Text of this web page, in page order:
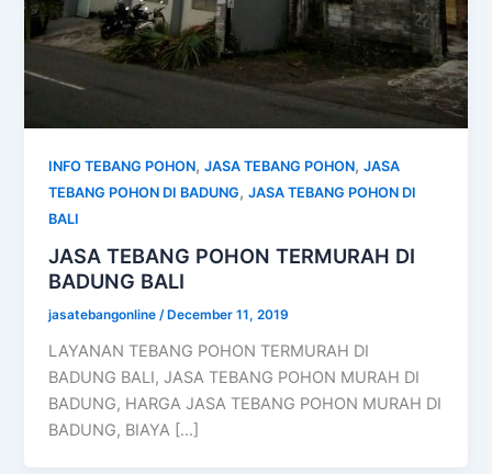
INFO TEBANG POHON,JASA TEBANG POHON,JASA
TEBANG POHON DI BADUNG,JASA TEBANG POHON DI
BALI
JASA TEBANG POHON TERMURAH DI
BADUNG BALI
jasatebangonline/ December 11, 2019
LAYANAN TEBANG POHON TERMURAH DI
BADUNG BALI, JASA TEBANG POHON MURAH DI
BADUNG, HARGA JASA TEBANG POHON MURAH DI
BADUNG, BIAYA […]